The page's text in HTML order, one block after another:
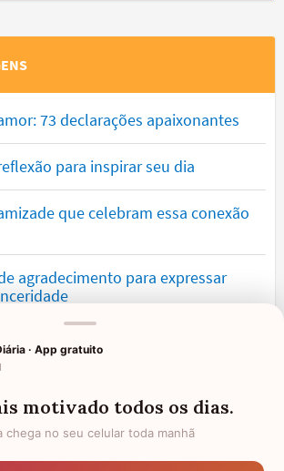
73 declarações apaixonantes
para inspirar seu dia
que celebram essa conexão
agradecimento para expressar
que tocam o coração e
que vão encher você de
· App gratuito
motivado todos os dias.
chega no seu celular toda manhã